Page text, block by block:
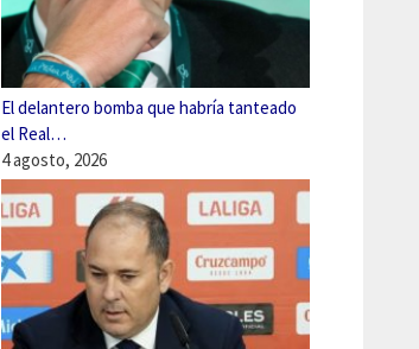
El delantero bomba que habría tanteado
el Real…
4 agosto, 2026